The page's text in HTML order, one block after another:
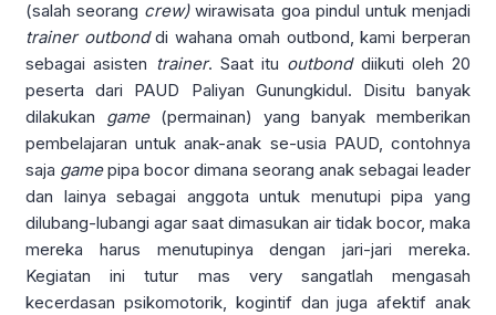
(salah seorang crew)wirawisata goa pindul untuk menjadi
trainer outbonddi wahana omah outbond, kami berperan
sebagai asisten trainer. Saat itu outbonddiikuti oleh 20
peserta dari PAUD Paliyan Gunungkidul. Disitu banyak
dilakukan game (permainan) yang banyak memberikan
pembelajaran untuk anak-anak se-usia PAUD, contohnya
saja gamepipa bocor dimana seorang anak sebagai leader
dan lainya sebagai anggota untuk menutupi pipa yang
dilubang-lubangi agar saat dimasukan air tidak bocor, maka
mereka harus menutupinya dengan jari-jari mereka.
Kegiatan ini tutur mas very sangatlah mengasah
kecerdasan psikomotorik, kogintif dan juga afektif anak